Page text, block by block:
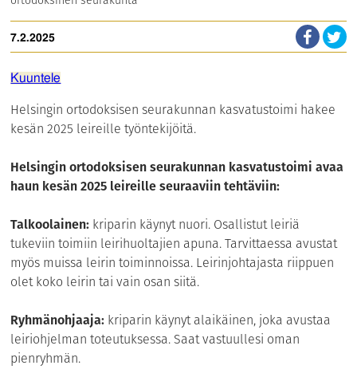
7.2.2025
Kuuntele
Helsingin ortodoksisen seurakunnan kasvatustoimi hakee
kesän 2025 leireille työntekijöitä.
Helsingin ortodoksisen seurakunnan kasvatustoimi avaa
haun kesän 2025 leireille seuraaviin tehtäviin:
Talkoolainen: kriparin käynyt nuori. Osallistut leiriä
tukeviin toimiin leirihuoltajien apuna. Tarvittaessa avustat
myös muissa leirin toiminnoissa. Leirinjohtajasta riippuen
olet koko leirin tai vain osan siitä.
Ryhmänohjaaja: kriparin käynyt alaikäinen, joka avustaa
leiriohjelman toteutuksessa. Saat vastuullesi oman
pienryhmän.